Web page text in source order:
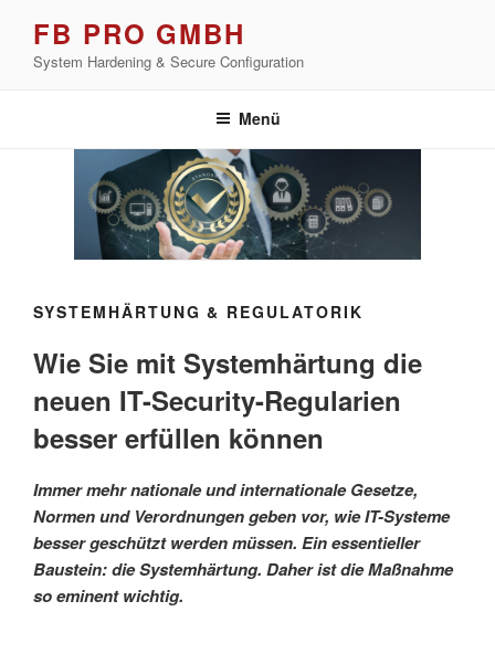
springen
FB PRO GMBH
System Hardening & Secure Configuration
Menü
SYSTEMHÄRTUNG & REGULATORIK
Wie Sie mit Systemhärtung die
neuen IT-Security-Regularien
besser erfüllen können
Immer mehr nationale und internationale Gesetze,
Normen und Verordnungen geben vor, wie IT-Systeme
besser geschützt werden müssen. Ein essentieller
Baustein: die Systemhärtung. Daher ist die Maßnahme
so eminent wichtig.